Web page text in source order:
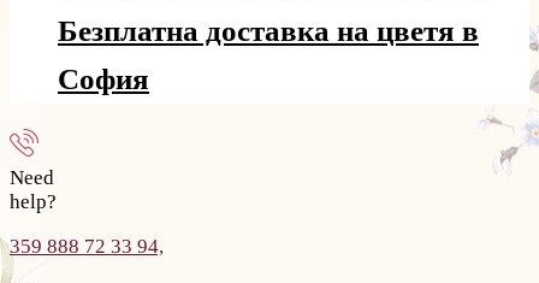
Безплатна доставка на цветя в
София
Need
help?
359 888 72 33 94,